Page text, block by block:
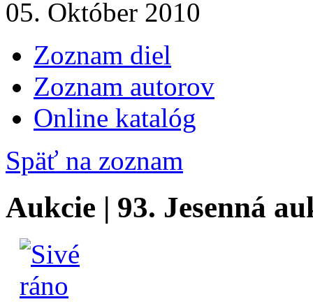
05. Október 2010
Zoznam diel
Zoznam autorov
Online katalóg
Späť na zoznam
Aukcie | 93. Jesenná